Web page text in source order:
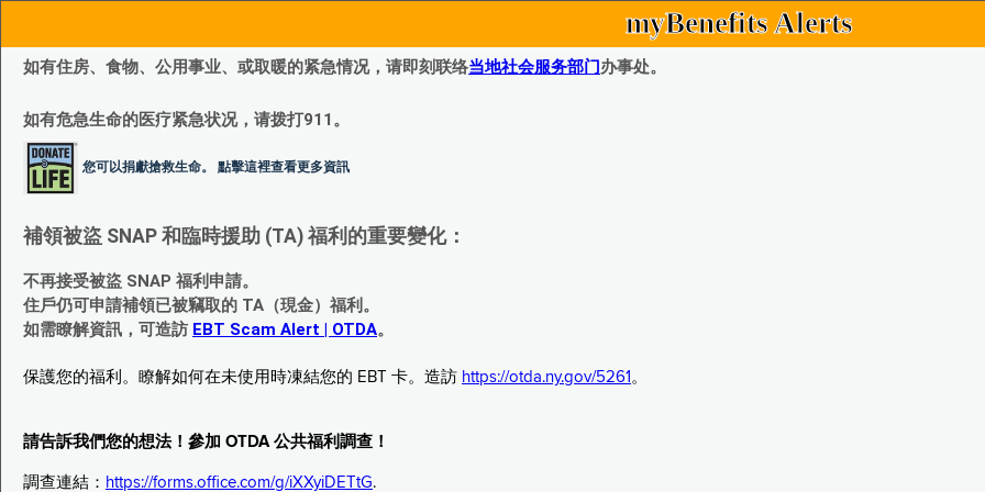
myBenefits Alerts
如有住房、食物、公用事业、或取暖的紧急情况，请即刻联络当地社会服务部门办事处。
如有危急生命的医疗紧急状况，请拨打911。
您可以捐獻搶救生命。 點擊這裡查看更多資訊
補領被盜 SNAP 和臨時援助 (TA) 福利的重要變化：
不再接受被盜 SNAP 福利申請。
住戶仍可申請補領已被竊取的 TA（現金）福利。
如需瞭解資訊，可造訪 EBT Scam Alert | OTDA。
保護您的福利。瞭解如何在未使用時凍結您的 EBT 卡。造訪 https://otda.ny.gov/5261 。
請告訴我們您的想法！參加 OTDA 公共福利調查！
調查連結： https://forms.office.com/g/iXXyiDETtG.